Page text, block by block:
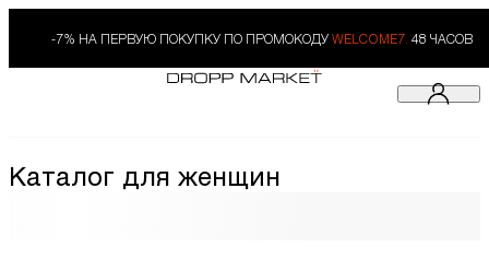
-7% НА ПЕРВУЮ ПОКУПКУ ПО ПРОМОКОДУ WELCOME7. 48 ЧАСОВ
Каталог для женщин